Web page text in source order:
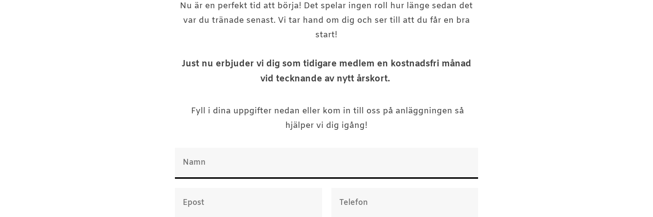
Nu är en perfekt tid att börja! Det spelar ingen roll hur länge sedan det
var du tränade senast. Vi tar hand om dig och ser till att du får en bra
start!
Just nu erbjuder vi dig som tidigare medlem en kostnadsfri månad
vid tecknande av nytt årskort.
Fyll i dina uppgifter nedan eller kom in till oss på anläggningen så
hjälper vi dig igång!